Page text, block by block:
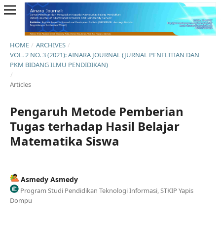
HOME / ARCHIVES /
VOL. 2 NO. 3 (2021): AINARA JOURNAL (JURNAL PENELITIAN DAN
PKM BIDANG ILMU PENDIDIKAN)
/
Articles
Pengaruh Metode Pemberian
Tugas terhadap Hasil Belajar
Matematika Siswa
Asmedy Asmedy
Program Studi Pendidikan Teknologi Informasi, STKIP Yapis
Dompu